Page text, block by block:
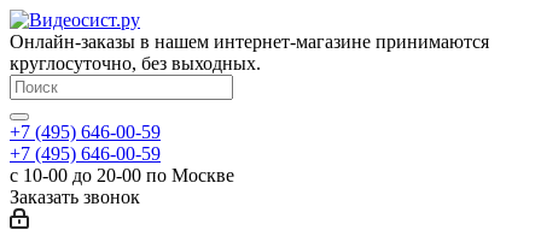
Онлайн-заказы в нашем интернет-магазине принимаются
круглосуточно, без выходных.
+7 (495) 646-00-59
+7 (495) 646-00-59
с 10-00 до 20-00 по Москве
Заказать звонок